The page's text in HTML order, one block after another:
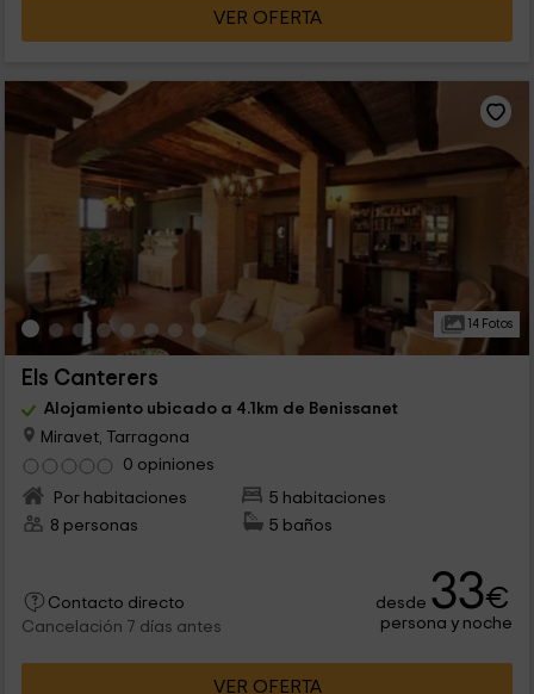
VER OFERTA
14 Fotos
Els Canterers
Alojamiento ubicado a 4.1km de Benissanet
Miravet, Tarragona
0 opiniones
Por habitaciones
5 habitaciones
8 personas
5 baños
Contacto directo
Cancelación 7 días antes
desde 33€
persona y noche
VER OFERTA